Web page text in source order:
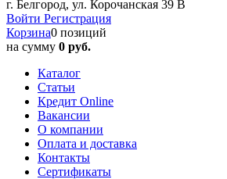
г. Белгород, ул. Корочанская 39 В
Войти Регистрация
Корзина0 позиций
на сумму 0 руб.
Каталог
Статьи
Кредит Online
Вакансии
О компании
Оплата и доставка
Контакты
Сертификаты